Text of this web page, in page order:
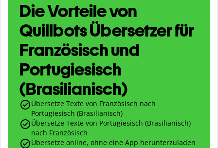
Die Vorteile von
Quillbots Übersetzer für
Französisch und
Portugiesisch
(Brasilianisch)
Übersetze Texte von Französisch nach
Portugiesisch (Brasilianisch)
Übersetze Texte von Portugiesisch (Brasilianisch)
nach Französisch
Übersetze online, ohne eine App herunterzuladen